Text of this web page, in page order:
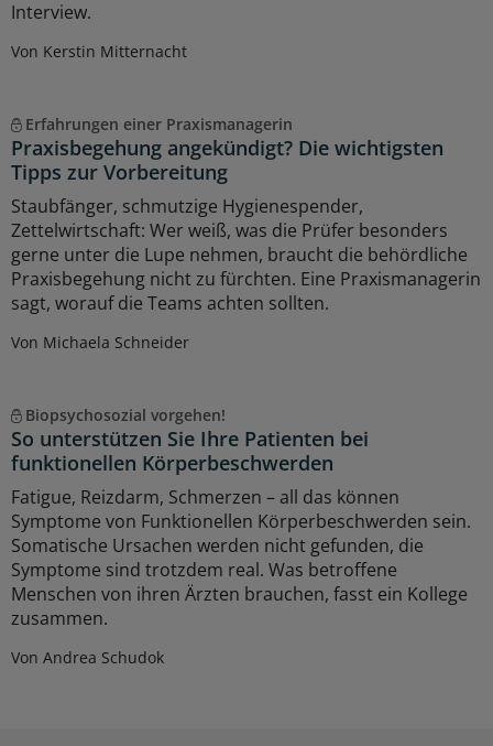
Interview.
Von Kerstin Mitternacht
Erfahrungen einer Praxismanagerin
Praxisbegehung angekündigt? Die wichtigsten
Tipps zur Vorbereitung
Staubfänger, schmutzige Hygienespender,
Zettelwirtschaft: Wer weiß, was die Prüfer besonders
gerne unter die Lupe nehmen, braucht die behördliche
Praxisbegehung nicht zu fürchten. Eine Praxismanagerin
sagt, worauf die Teams achten sollten.
Von Michaela Schneider
Biopsychosozial vorgehen!
So unterstützen Sie Ihre Patienten bei
funktionellen Körperbeschwerden
Fatigue, Reizdarm, Schmerzen – all das können
Symptome von Funktionellen Körperbeschwerden sein.
Somatische Ursachen werden nicht gefunden, die
Symptome sind trotzdem real. Was betroffene
Menschen von ihren Ärzten brauchen, fasst ein Kollege
zusammen.
Von Andrea Schudok